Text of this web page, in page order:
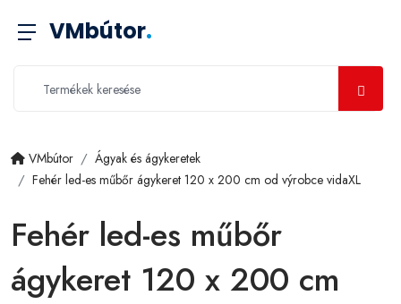
VMbútor.
VMbútor
Ágyak és ágykeretek
Fehér led-es műbőr ágykeret 120 x 200 cm od výrobce vidaXL
Fehér led-es műbőr
ágykeret 120 x 200 cm